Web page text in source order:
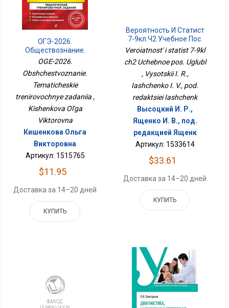
ОГЭ-2026.
Обществознание.
Тематические
Задания
OGE-2026.
Obshchestvoznanie.
Tematicheskie
trenirovochnye zadaniia ,
Kishenkova Ol'ga
Viktorovna
Кишенкова Ольга
Викторовна
Артикул: 1515765
$11.95
Доставка за 14–20 дней
КУПИТЬ
Вероятность И Статист
7-9кл Ч2 Учебное Пос.
Углубл
Veroiatnost' i statist 7-9kl
ch2 Uchebnoe pos. Uglubl
, Vysotskii I. R.,
Iashchenko I. V., pod.
redaktsiei Iashchenk
Высоцкий И. Р.,
Ященко И. В., под.
редакцией Ященк
Артикул: 1533614
$33.61
Доставка за 14–20 дней
КУПИТЬ